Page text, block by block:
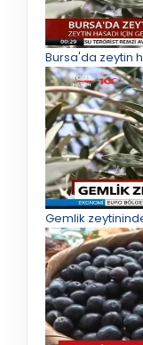
Bursa'da zeytin
Gemlik